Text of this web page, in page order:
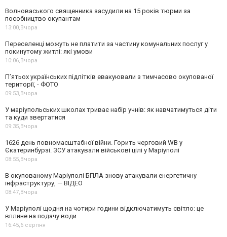
Волноваського священника засудили на 15 років тюрми за
пособництво окупантам
13:00,Вчора
Переселенці можуть не платити за частину комунальних послуг у
покинутому житлі: які умови
10:06,Вчора
П’ятьох українських підлітків евакуювали з тимчасово окупованої
території, - ФОТО
09:53,Вчора
У маріупольських школах триває набір учнів: як навчатимуться діти
та куди звертатися
09:35,Вчора
1626 день повномасштабної війни. Горить черговий WB у
Єкатеринбурзі. ЗСУ атакували військові цілі у Маріуполі
08:55,Вчора
В окупованому Маріуполі БПЛА знову атакували енергетичну
інфраструктуру, — ВІДЕО
08:47,Вчора
У Маріуполі щодня на чотири години відключатимуть світло: це
вплине на подачу води
16:45,6 серпня